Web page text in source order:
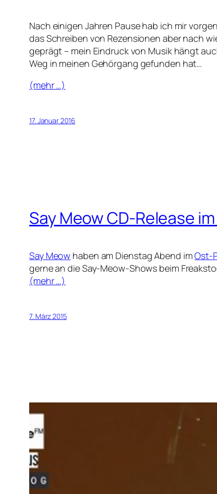
Nach einigen Jahren Pause hab ich mir
das Schreiben von Rezensionen aber nach
geprägt – mein Eindruck von Musik hängt
Weg in meinen Gehörgang gefunden hat…
(mehr …)
17. Januar 2016
Say Meow CD-Release
Say Meow haben am Dienstag Abend imOst-
gerne an die Say-Meow-Shows beim
(mehr …)
7. März 2015